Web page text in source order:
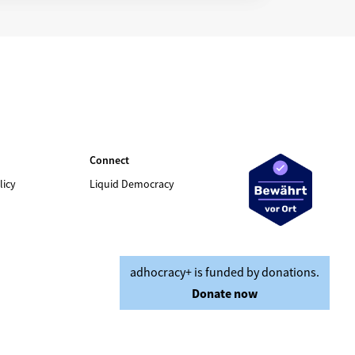
Connect
Liquid Democracy
adhocracy+ is funded by donations.
Donate now